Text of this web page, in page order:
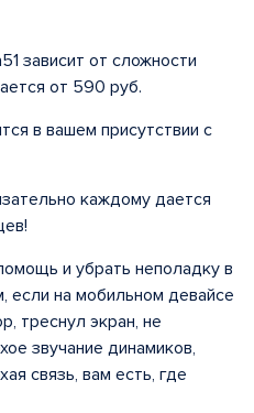
зависит от сложности
от 590 руб.
в вашем присутствии с
каждому дается
и убрать неполадку в
если на мобильном девайсе
треснул экран, не
звучание динамиков,
связь, вам есть, где